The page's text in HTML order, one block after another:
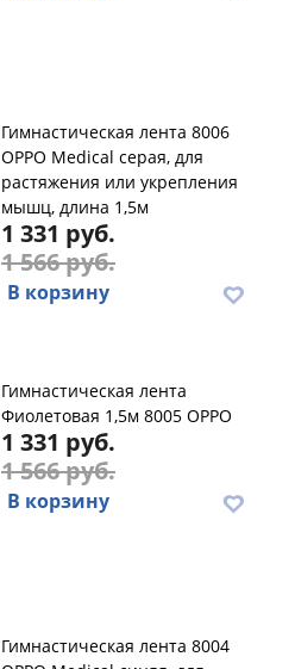
Гимнастическая лента 8006
OPPO Medical серая, для
растяжения или укрепления
мышц, длина 1,5м
1 331 руб.
1 566 руб.
В корзину
Гимнастическая лента
Фиолетовая 1,5м 8005 OPPO
1 331 руб.
1 566 руб.
В корзину
Гимнастическая лента 8004